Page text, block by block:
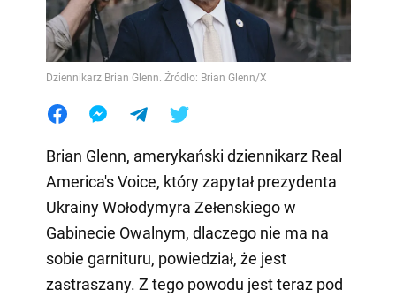
Dziennikarz Brian Glenn. Źródło: Brian Glenn/X
Brian Glenn, amerykański dziennikarz Real
America's Voice, który zapytał prezydenta
Ukrainy Wołodymyra Zełenskiego w
Gabinecie Owalnym, dlaczego nie ma na
sobie garnituru, powiedział, że jest
zastraszany. Z tego powodu jest teraz pod